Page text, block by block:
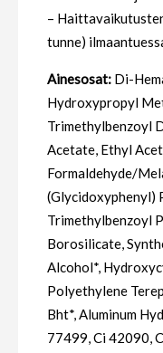
–
tunne)
Ainesosat: Di-
Hydroxypropyl
Trimethylbenzoyl
Acetate, Ethyl
Formaldehyde/
(Glycidoxyphenyl)
Trimethylbenzoyl
Borosilicate,
Alcohol*,
Polyethylene
Bht*, Aluminum
77499, Ci 42090,